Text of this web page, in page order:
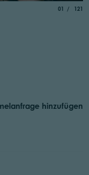
01 von
121
hinzufügen